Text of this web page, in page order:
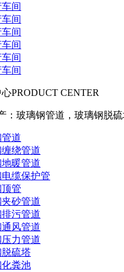
心PRODUCT CENTER
：玻璃钢管道，玻璃钢脱
道
绕管道
暖管道
缆保护管
管
砂管道
污管道
风管道
力管道
硫塔
粪池